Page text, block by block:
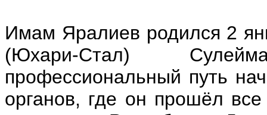
Имам Яралиев родился 2
(Юхари-Стал)
профессиональный путь
органов, где он прошёл